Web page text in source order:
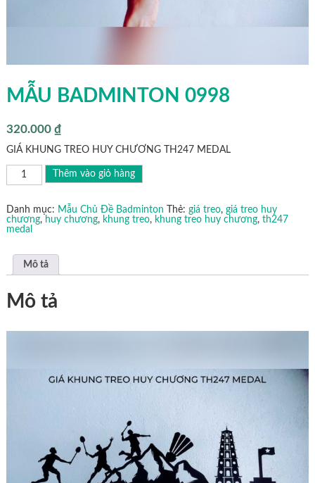
MẪU BADMINTON 0998
320.000 ₫
GIÁ KHUNG TREO HUY CHƯƠNG TH247 MEDAL
MẪU
BADMINTON
0998
lượng
Thêm vào giỏ hàng
Danh mục: Mẫu Chủ Đề Badminton Thẻ: giá treo, giá treo huy
chương, huy chương, khung treo, khung treo huy chương, th247
medal
Mô tả
Mô tả